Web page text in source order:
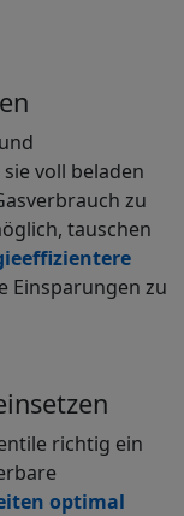
voll beladen
zu
tauschen
Einsparungen zu
richtig ein
optimal